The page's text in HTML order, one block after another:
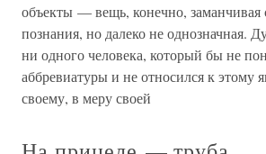
объекты — вещь, конечно, заманчивая
познания, но далеко не однозначная.
ни одного человека, который бы не
аббревиатуры и не относился к этому
своему, в меру своей